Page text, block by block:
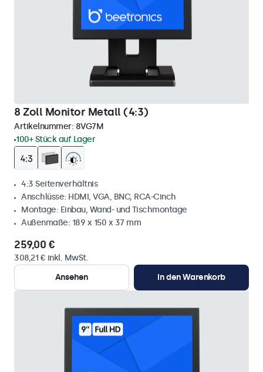
8 Zoll Monitor Metall (4:3)
Artikelnummer: 8VG7M
100+ Stück auf Lager
4:3 Seitenverhältnis
Anschlüsse: HDMI, VGA, BNC, RCA-Cinch
Montage: Einbau, Wand- und Tischmontage
Außenmaße: 189 x 150 x 37 mm
259,00 €
308,21 € inkl. MwSt.
Ansehen
In den Warenkorb